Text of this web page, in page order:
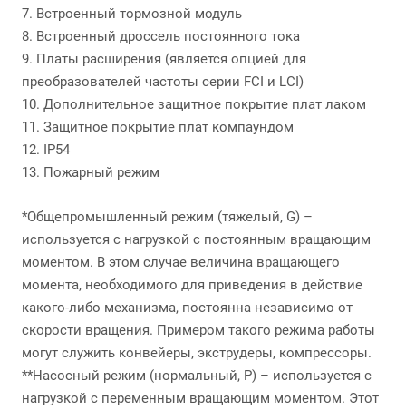
7. Встроенный тормозной модуль
8. Встроенный дроссель постоянного тока
9. Платы расширения (является опцией для
преобразователей частоты серии FCI и LCI)
10. Дополнительное защитное покрытие плат лаком
11. Защитное покрытие плат компаундом
12. IP54
13. Пожарный режим
*Общепромышленный режим (тяжелый, G) –
используется с нагрузкой с постоянным вращающим
моментом. В этом случае величина вращающего
момента, необходимого для приведения в действие
какого-либо механизма, постоянна независимо от
скорости вращения. Примером такого режима работы
могут служить конвейеры, экструдеры, компрессоры.
**Насосный режим (нормальный, P) – используется с
нагрузкой с переменным вращающим моментом. Этот